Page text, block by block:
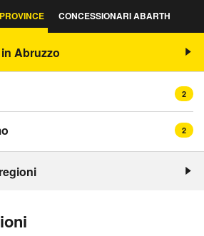
CONCESSIONARI ABARTH
Abruzzo
2
2